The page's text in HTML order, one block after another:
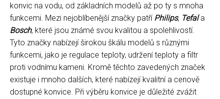
konvic na vodu, od základních modelů až po ty s mnoha
funkcemi. Mezi nejoblíbenější značky patří Philips, Tefala
Bosch, které jsou známé svou kvalitou a spolehlivostí.
Tyto značky nabízejí širokou škálu modelů s různými
funkcemi, jako je regulace teploty, udržení teploty a filtr
proti vodnímu kameni. Kromě těchto zavedených značek
existuje i mnoho dalších, které nabízejí kvalitní a cenově
dostupné konvice. Při výběru konvice je důležité zvážit